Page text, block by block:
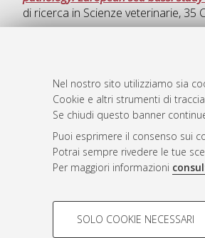
Nel nostro sito utilizziamo sia
Cookie e altri strumenti di
Se chiudi questo banner
Puoi esprimere il consenso sui
Potrai sempre rivedere le tue
Per maggiori informazioni
COOKIE DI
SOLO COOKIE NECESSARI
di ricerca in Scienze veterinarie, 35
Atom
Rss 1.0
Rss 2.0
© ALMA